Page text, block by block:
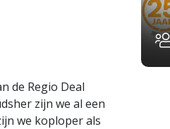
de Regio Deal
zijn we al een
we koploper als